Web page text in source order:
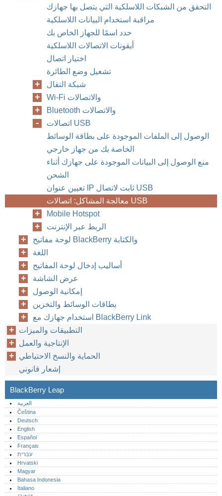
التحقق من الشبكات اللاسلكية التي يتصل بها جهازك
مراقبة استخدام البيانات اللاسلكية
حدد اسمًا للجهاز الخاص بك
أيقونات الاتصالات اللاسلكية
اختيار اتصال
تشغيل وضع الطائرة
شبكة النقال
Wi-Fi والاتصالات
Bluetooth والاتصالات
اتصالات USB
الوصول إلى الملفات الموجودة على بطاقة الوسائط
الخاصة بك من جهاز خارجي
منع الوصول إلى البيانات الموجودة على جهازك أثناء
الشحن
تعيين عنوان IP ثابت لاتصال USB
معالجة المشاكل: اتصالات USB
Mobile Hotspot
الربط عبر الإنترنت
لوحة مفاتيح BlackBerry والكتابة
اللغة
أساليب إدخال لوحة المفاتيح
عرض الشاشة
إمكانية الوصول
بطاقات الوسائط والتخزين
استخدام جهازك مع BlackBerry Link
التطبيقات والميزات
الإنتاجية والعمل
الحماية والنسخ الاحتياطي
إشعار قانوني
BlackBerry Leap
العربية
Čeština
Deutsch
English
Español
Français
עברית
Hrvatski
Magyar
Bahasa Indonesia
Italiano